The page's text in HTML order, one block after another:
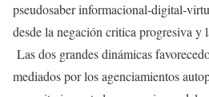
pseudosaber informacional-digital-
desde la negación critica progresiva y
Las dos grandes dinámicas
mediados por los agenciamientos